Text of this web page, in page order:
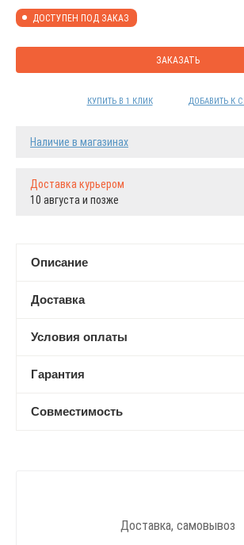
ДОСТУПЕН ПОД ЗАКАЗ
ЗАКАЗАТЬ
КУПИТЬ В 1 КЛИК ДОБАВИТЬ К
Наличие в магазинах
Доставка курьером
10 августа и позже
Описание
Доставка
Условия оплаты
Гарантия
Совместимость
Доставка, самовывоз